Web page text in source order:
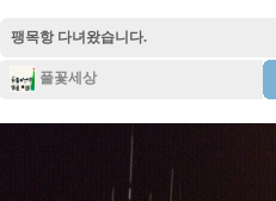
팽목항 다녀왔습니다.
풀꽃세상